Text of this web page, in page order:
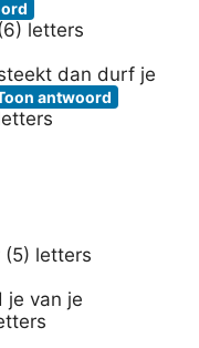
letters
dan durf je
antwoord
letters
je van je